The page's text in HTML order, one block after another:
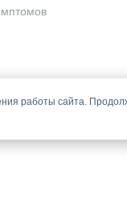
диагноза,
и носят
работы сайта.